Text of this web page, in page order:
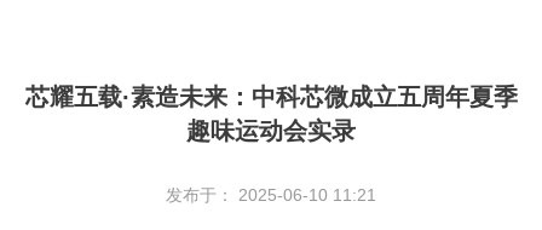
芯耀五载·素造未来：中科芯微成立五周年夏季
趣味运动会实录
发布于： 2025-06-10 11:21